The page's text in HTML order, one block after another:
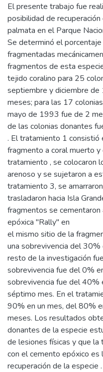
El presente trabajo fue
posibilidad de
palmata en el Parque
Se determinó el
fragmentadas
fragmentos de esta
tejido coralino para 25
septiembre y diciembre
meses; para las 17
mayo de 1993 fue de 2
de las colonias donantes
. El tratamiento 1 consistió
fragmento a coral muerto
tratamiento , se colocaron
arenoso y se sujetaron a
tratamiento 3, se
trasladaron hacia Isla
fragmentos se cementaron
epóxica "Rally" en
el mismo sitio de la
una sobrevivencia del
resto de la investigación
sobrevivencia fue del 0%
sobrevivencia fue del
séptimo mes. En el
90% en un mes, del 80%
meses. Los resultados
donantes de la especie
de lesiones físicas y que
con el cemento epóxico es
recuperación de la especie .